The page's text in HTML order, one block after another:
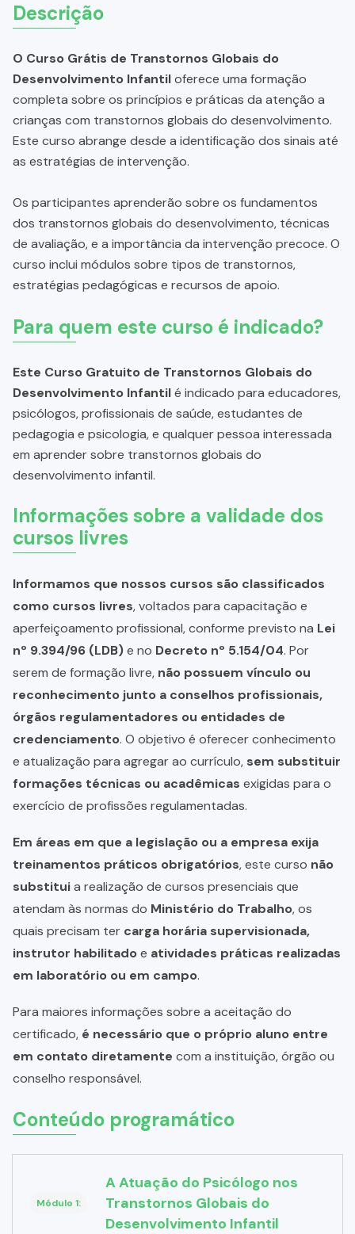
Descrição
O Curso Grátis de Transtornos Globais do
Desenvolvimento Infantiloferece uma formação
completa sobre os princípios e práticas da atenção a
crianças com transtornos globais do desenvolvimento.
Este curso abrange desde a identificação dos sinais até
as estratégias de intervenção.
Os participantes aprenderão sobre os fundamentos
dos transtornos globais do desenvolvimento, técnicas
de avaliação, e a importância da intervenção precoce. O
curso inclui módulos sobre tipos de transtornos,
estratégias pedagógicas e recursos de apoio.
Para quem este curso é indicado?
Este Curso Gratuito de Transtornos Globais do
Desenvolvimento Infantilé indicado para educadores,
psicólogos, profissionais de saúde, estudantes de
pedagogia e psicologia, e qualquer pessoa interessada
em aprender sobre transtornos globais do
desenvolvimento infantil.
Informações sobre a validade dos
cursos livres
Informamos que nossos cursos são classificados
como cursos livres, voltados para capacitação e
aperfeiçoamento profissional, conforme previsto na Lei
nº 9.394/96 (LDB)e no Decreto nº 5.154/04. Por
serem de formação livre, não possuem vínculo ou
reconhecimento junto a conselhos profissionais,
órgãos regulamentadores ou entidades de
credenciamento. O objetivo é oferecer conhecimento
e atualização para agregar ao currículo, sem substituir
formações técnicas ou acadêmicas exigidas para o
exercício de profissões regulamentadas.
Em áreas em que a legislação ou a empresa exija
treinamentos práticos obrigatórios, este curso não
substituia realização de cursos presenciais que
atendam às normas do Ministério do Trabalho, os
quais precisam ter carga horária supervisionada,
instrutor habilitadoe atividades práticas realizadas
em laboratório ou em campo.
Para maiores informações sobre a aceitação do
certificado, é necessário que o próprio aluno entre
em contato diretamente com a instituição, órgão ou
conselho responsável.
Conteúdo programático
Módulo 1:
A Atuação do Psicólogo nos
Transtornos Globais do
Desenvolvimento Infantil